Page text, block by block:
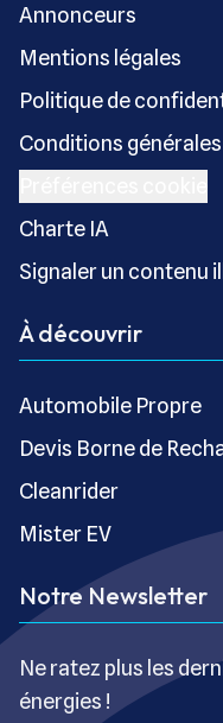
Annonceurs
Mentions légales
Politique de
Conditions
Charte IA
Signaler un contenu
À découvrir
Automobile Propre
Devis Borne de
Cleanrider
Mister EV
Notre Newsletter
Ne ratez plus les
énergies !